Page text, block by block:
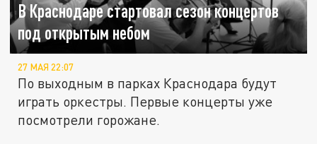
В Краснодаре стартовал сезон концертов
под открытым небом
27 МАЯ 22:07
По выходным в парках Краснодара будут
играть оркестры. Первые концерты уже
посмотрели горожане.